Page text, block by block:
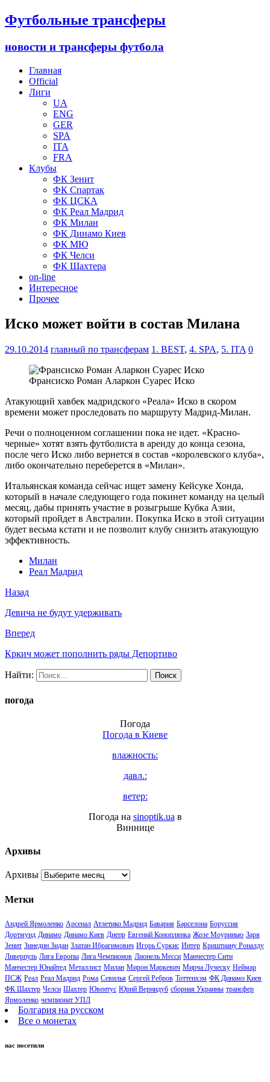
Футбольные трансферы
новости и трансферы футбола
Главная
Official
Лиги
UA
ENG
GER
SPA
ITA
FRA
Клубы
ФК Зенит
ФК Спартак
ФК ЦСКА
ФК Реал Мадрид
ФК Милан
ФК Динамо Киев
ФК МЮ
ФК Челси
ФК Шахтера
on-line
Интересное
Прочее
Иско может войти в состав Милана
29.10.2014 главный по трансферам 1. BEST, 4. SPA, 5. ITA 0
Франсиско Роман Аларкон Суарес Иско
Атакующий хавбек мадридского «Реала» Иско в скором
времени может проследовать по маршруту Мадрид-Милан.
Речи о полноценном соглашении пока не идет. «Красно-
черные» хотят взять футболиста в аренду до конца сезона,
после чего Иско либо вернется в состав «королевского клуба»,
либо окончательно переберется в «Милан».
Итальянская команда сейчас ищет замену Кейсуке Хонда,
который в начале следующего года покинет команду на целый
месяц, дабы принять участие в розыгрыше Кубка Азии,
который пройдет в Австралии. Покупка Иско в этой ситуации
будет весьма кстати и не позволит клубу снизить атакующую
эффективность.
Милан
Реал Мадрид
Назад
Девича не будут удерживать
Вперед
Кркич может пополнить ряды Депортиво
Найти:
погода
Погода
Погода в Киеве
влажность:
давл.:
ветер:
Погода на sinoptik.ua в
Виннице
Архивы
Архивы
Метки
Андрей Ярмоленко Арсенал Атлетико Мадрид Бавария Барселона Боруссия
Дортмунд Динамо Динамо Киев Днепр Евгений Коноплянка Жозе Моуринью Заря
Зенит Зинедин Зидан Златан Ибрагимович Игорь Суркис Интер Криштиану Роналду
Ливерпуль Лига Европы Лига Чемпионов Лионель Месси Манчестер Сити
Манчестер Юнайтед Металлист Милан Мирон Маркевич Мирча Луческу Неймар
ПСЖ Реал Реал Мадрид Рома Севилья Сергей Ребров Тоттенхэм ФК Динамо Киев
ФК Шахтер Челси Шахтер Ювентус Юрий Вернидуб сборная Украины трансфер
Ярмоленко чемпионат УПЛ
Болгария на русском
Все о монетах
нас посетили